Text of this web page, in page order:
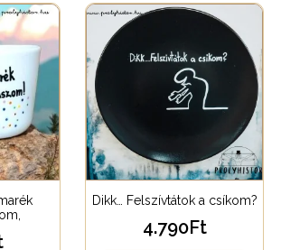
Dikk… Felszívtátok a csíkom?
4.790Ft